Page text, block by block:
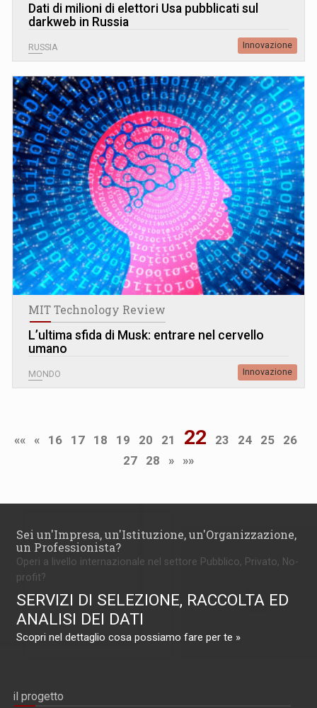
Dati di milioni di elettori Usa pubblicati sul
darkweb in Russia
RUSSIA Innovazione
MIT Technology Review
L’ultima sfida di Musk: entrare nel cervello
umano
MONDO Innovazione
«« « 16 17 18 19 20 21 22 23 24 25
26
27
28 » »»
Sei un'Impresa, un'Istituzione, un'Organizzazione,
un Professionista?
Operi a livello internazionale nel settore Pubblico, Privato, No-
profit?
SERVIZI DI SELEZIONE, RACCOLTA ED
ANALISI DEI DATI
Scopri nel dettaglio cosa possiamo fare per te »
il progetto